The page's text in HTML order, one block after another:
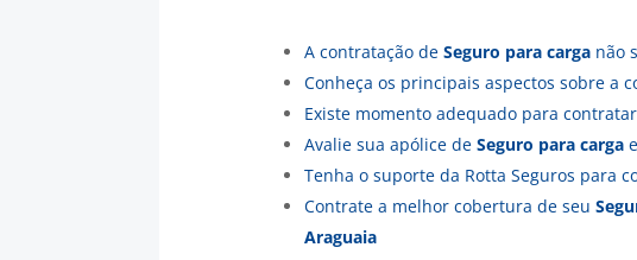
A contratação de Seguro para carganão
Conheça os principais aspectos sobre a
Existe momento adequado para contratar
Avalie sua apólice de Seguro para carga
Tenha o suporte da Rotta Seguros para
Contrate a melhor cobertura de seu
Araguaia